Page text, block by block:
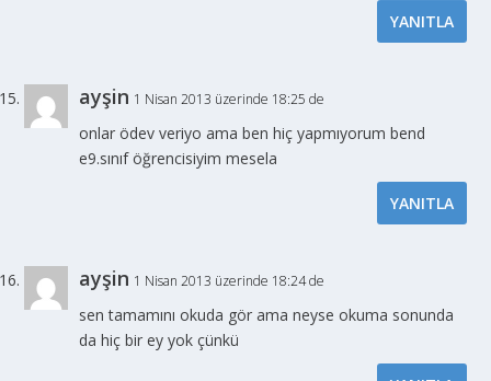
YANITLA
ayşin 1 Nisan 2013 üzerinde 18:25 de
onlar ödev veriyo ama ben hiç yapmıyorum bend
e9.sınıf öğrencisiyim mesela
YANITLA
ayşin 1 Nisan 2013 üzerinde 18:24 de
sen tamamını okuda gör ama neyse okuma sonunda
da hiç bir ey yok çünkü